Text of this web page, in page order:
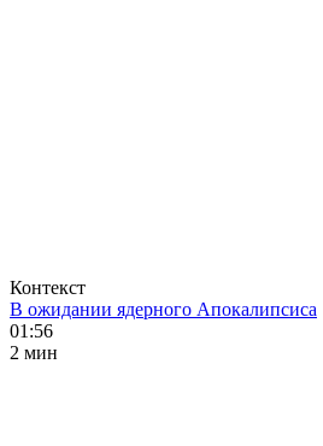
Контекст
В ожидании ядерного Апокалипсиса
01:56
2 мин